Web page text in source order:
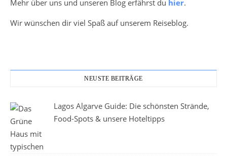
Mehr über uns und unseren Blog erfährst du hier.
Wir wünschen dir viel Spaß auf unserem Reiseblog.
NEUSTE BEITRÄGE
Lagos Algarve Guide: Die schönsten Strände,
Food-Spots & unsere Hoteltipps